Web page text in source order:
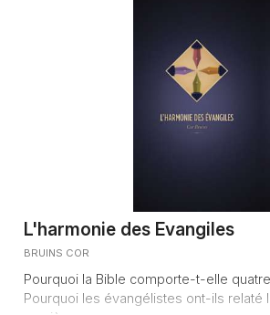
L'harmonie des Evangiles
BRUINS COR
Pourquoi la Bible comporte-t-elle
Pourquoi les évangélistes ont-ils relaté